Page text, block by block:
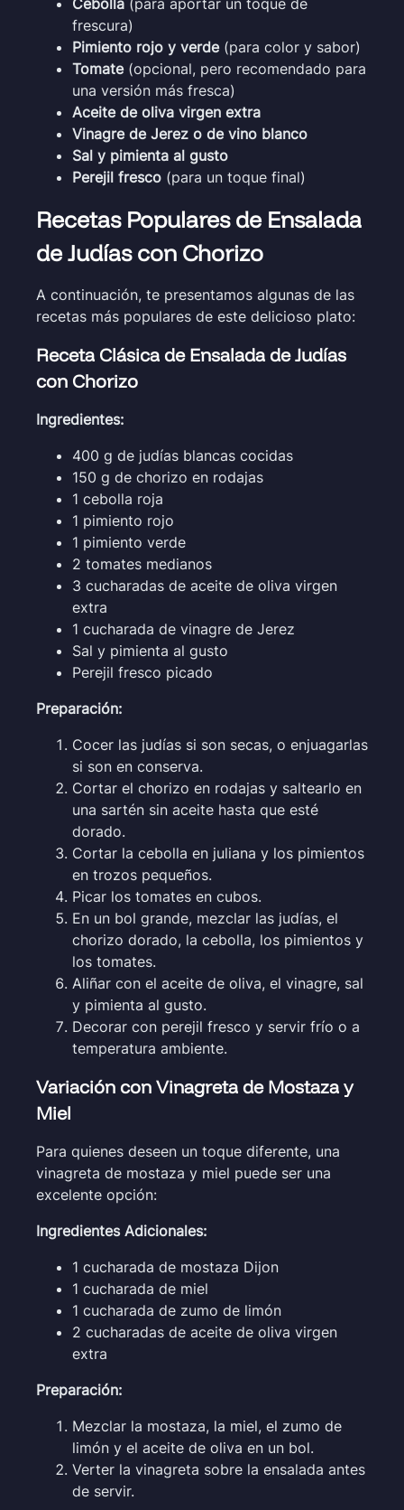
frescura)
Pimiento rojo y verde(para color y sabor)
Tomate(opcional, pero recomendado para
una versión más fresca)
Aceite de oliva virgen extra
Vinagre de Jerez o de vino blanco
Sal y pimienta al gusto
Perejil fresco (para un toque final)
Recetas Populares de Ensalada
de Judías con Chorizo
A continuación, te presentamos algunas de las
recetas más populares de este delicioso plato:
Receta Clásica de Ensalada de Judías
con Chorizo
Ingredientes:
400 g de judías blancas cocidas
150 g de chorizo en rodajas
1 cebolla roja
1 pimiento rojo
1 pimiento verde
2 tomates medianos
3 cucharadas de aceite de oliva virgen
extra
1 cucharada de vinagre de Jerez
Sal y pimienta al gusto
Perejil fresco picado
Preparación:
Cocer las judías si son secas, o enjuagarlas
si son en conserva.
Cortar el chorizo en rodajas y saltearlo en
una sartén sin aceite hasta que esté
dorado.
Cortar la cebolla en juliana y los pimientos
en trozos pequeños.
Picar los tomates en cubos.
En un bol grande, mezclar las judías, el
chorizo dorado, la cebolla, los pimientos y
los tomates.
Aliñar con el aceite de oliva, el vinagre, sal
y pimienta al gusto.
Decorar con perejil fresco y servir frío o a
temperatura ambiente.
Variación con Vinagreta de Mostaza y
Miel
Para quienes deseen un toque diferente, una
vinagreta de mostaza y miel puede ser una
excelente opción:
Ingredientes Adicionales:
1 cucharada de mostaza Dijon
1 cucharada de miel
1 cucharada de zumo de limón
2 cucharadas de aceite de oliva virgen
extra
Preparación:
Mezclar la mostaza, la miel, el zumo de
limón y el aceite de oliva en un bol.
Verter la vinagreta sobre la ensalada antes
de servir.